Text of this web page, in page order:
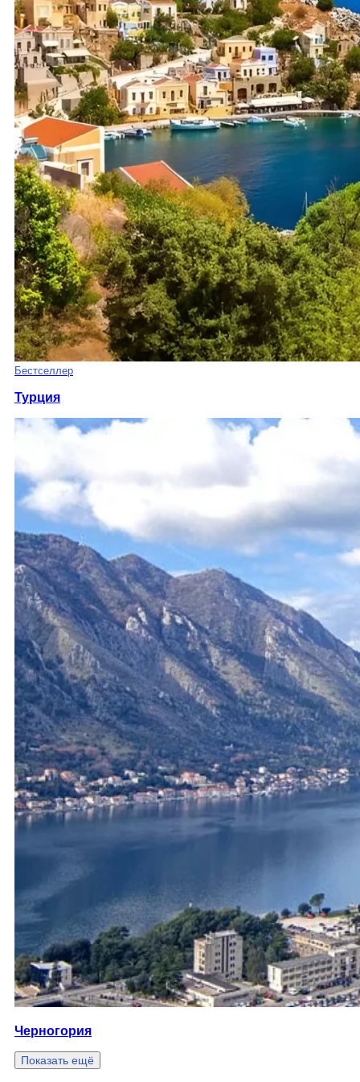
Бестселлер
Турция
Черногория
Показать ещё